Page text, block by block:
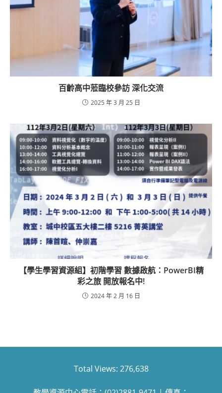
百齡高中蒞臨校參訪 深化交流
2025 年 3 月 25 日
【學生學習資源組】初階學習 數據啟航：PowerBI精
彩之旅 開放報名中!
2024 年 2 月 16 日
Total Views: 276,638